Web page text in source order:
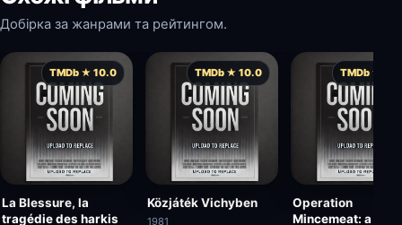
Добірка за жанрами та рейтингом.
TMDb ★ 10.0
La Blessure, la
tragédie des harkis
TMDb ★ 10.0
Közjáték Vichyben
1981
TMDb ★
Operation
Mincemeat: a new